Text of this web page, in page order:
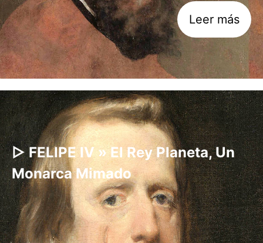
Leer más
▷ FELIPE IV » El Rey Planeta, Un
Monarca Mimado